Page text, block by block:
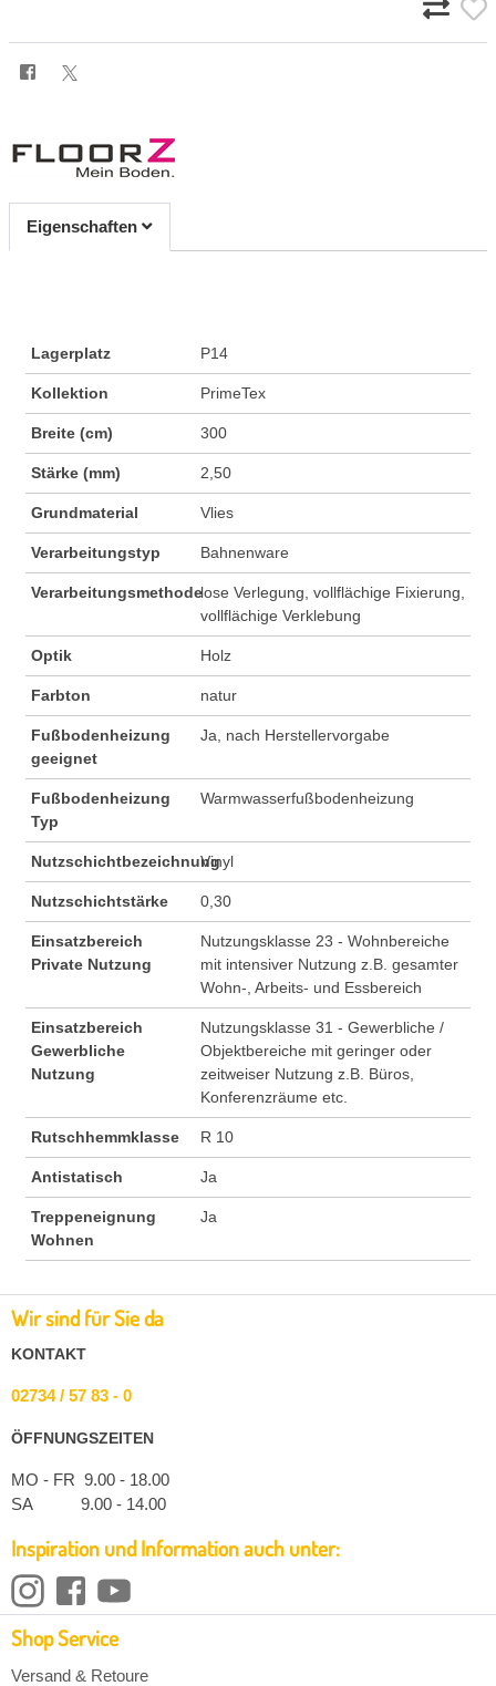
Eigenschaften
Lagerplatz P14
Kollektion PrimeTex
Breite (cm) 300
Stärke (mm) 2,50
Grundmaterial Vlies
Verarbeitungstyp Bahnenware
Verarbeitungsmethodelose Verlegung, vollflächige Fixierung,
vollflächige Verklebung
Optik Holz
Farbton natur
Fußbodenheizung
geeignet
Ja, nach Herstellervorgabe
Fußbodenheizung
Typ
Warmwasserfußbodenheizung
Nutzschichtbezeichnung
Vinyl
Nutzschichtstärke 0,30
Einsatzbereich
Private Nutzung
Nutzungsklasse 23 - Wohnbereiche
mit intensiver Nutzung z.B. gesamter
Wohn-, Arbeits- und Essbereich
Einsatzbereich
Gewerbliche
Nutzung
Nutzungsklasse 31 - Gewerbliche /
Objektbereiche mit geringer oder
zeitweiser Nutzung z.B. Büros,
Konferenzräume etc.
Rutschhemmklasse R 10
Antistatisch Ja
Treppeneignung
Wohnen
Ja
Wir sind für Sie da
KONTAKT
02734 / 57 83 - 0
ÖFFNUNGSZEITEN
MO - FR 9.00 - 18.00
SA 9.00 - 14.00
Inspiration und Information auch unter:
Shop Service
Versand & Retoure